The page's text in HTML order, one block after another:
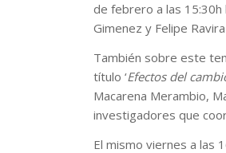
de febrero a las
Gimenez y Felipe
También sobre este
título ‘Efectos del
Macarena Merambio,
investigadores que
El mismo viernes a las